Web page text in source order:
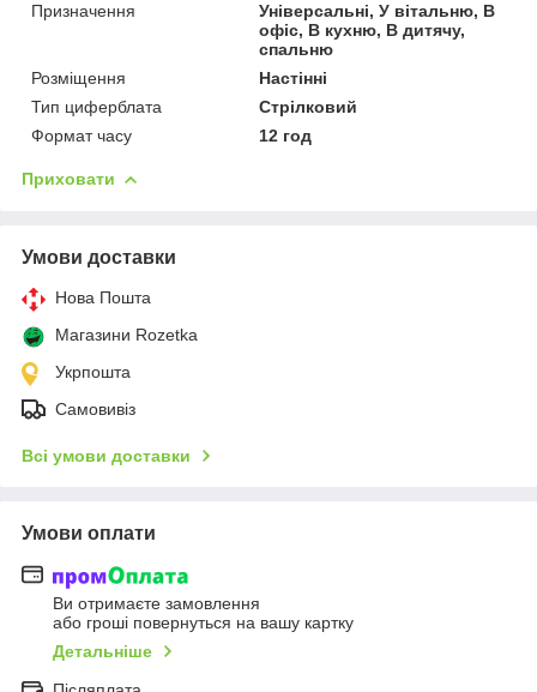
Призначення
Універсальні, У вітальню, В
офіс, В кухню, В дитячу,
спальню
Розміщення
Настінні
Тип циферблата
Стрілковий
Формат часу
12 год
Приховати
Умови доставки
Нова Пошта
Магазини Rozetka
Укрпошта
Самовивіз
Всі умови доставки
Умови оплати
Ви отримаєте замовлення
або гроші повернуться на вашу картку
Детальніше